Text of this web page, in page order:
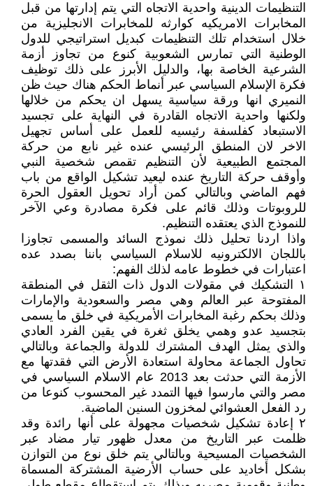
التنظيمات الدينية واحدية الاتجاه التي يتم إدارتها من قبل
المخابرات الامريكيه كوارثه للمخابرات الانجليزية من
خلال استخدام تلك التنظيمات كبديل استراتيجي للدول
الوطنية التي تمارس الشعوبية كنوع من تجاوز أزمة
الشرعية الخاصة بها، والدليل الأبرز على ذلك توظيف
فكرة الإسلام السياسي عبر أنماط الحكم هناك حيث ظن
النميري انها ورقة سياسية يسهل ان يحكم من خلالها
ولكنها واحدية الاتجاه القادرة في النهاية على تجسيد
الاستبعاد كفلسفة رئيسيه للعمل على أساس تجهيل
الاخر لان المنطق الرئيسي عنده غير نابع من حركة
المجتمع الطبيعية لأن التنظيم تقمص شخصية النبي
وأوقف حركة التاريخ عنده ليعيد تشكيل الواقع من باب
فهم الماضي وبالتالي كمن أراد تحويل العقول الحرة
للروبوتات وذلك قائم على فكرة مصادرة وعي الآخر
للنموذج الذي يعتقده التنظيم.
واذا اردنا تحليل ذلك نموذج السائد والمسمى تجاوزا
باللجان الالكترونيه للاسلام السياسي باننا بصدد عده
اعتبارات في خطوط عامه لذلك الفهم:
١ التشكيك في مقولات الدول ذات الثقل في المنطقة
المفتوحة عبر العالم وهي مصر والسعودية والإمارات
وذلك بحكم رغبة المخابرات الأمريكية في خلق ما يسمى
بتجسيد عدو وهمي يخلق ثغرة في يقين الفرد العادي
والذي يمثل الهدف المشترك للدولة والجماعة وبالتالي
تحاول الجماعة محاولة استعادة الأرض التي فقدتها مع
الأزمة التي حدثت بعد 2013 عام الاسلام السياسي في
مصر والتي مارسوا فيها التمدد غير المحسوب كنوعا من
رد الفعل العشوائي لمخزون السنين الماضية.
٢ إعادة تشكيل شخصيات مجهولة على أنها رائدة وقد
ظلمت عبر التاريخ من معدل ظهور تيار مضاد عبر
الشخصيات المسيحية وبالتالي يتم خلق نوع من التوازن
بشكل أخاديد على حساب الأرضية المشتركة المسماة